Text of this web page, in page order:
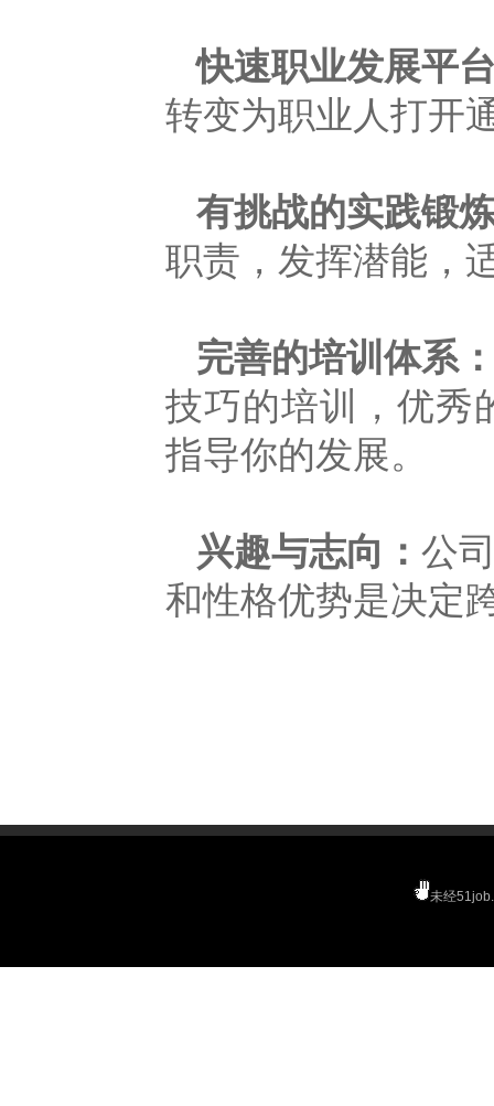
快速职业发展平
转变为职业人打开
有挑战的实践锻
职责，发挥潜能，
完善的培训体系
技巧的培训，优秀
指导你的发展。
兴趣与志向： 公
和性格优势是决定
未经